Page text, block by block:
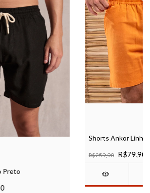
Preto
Shorts Ankor Linho
R$259,90 R$79,90